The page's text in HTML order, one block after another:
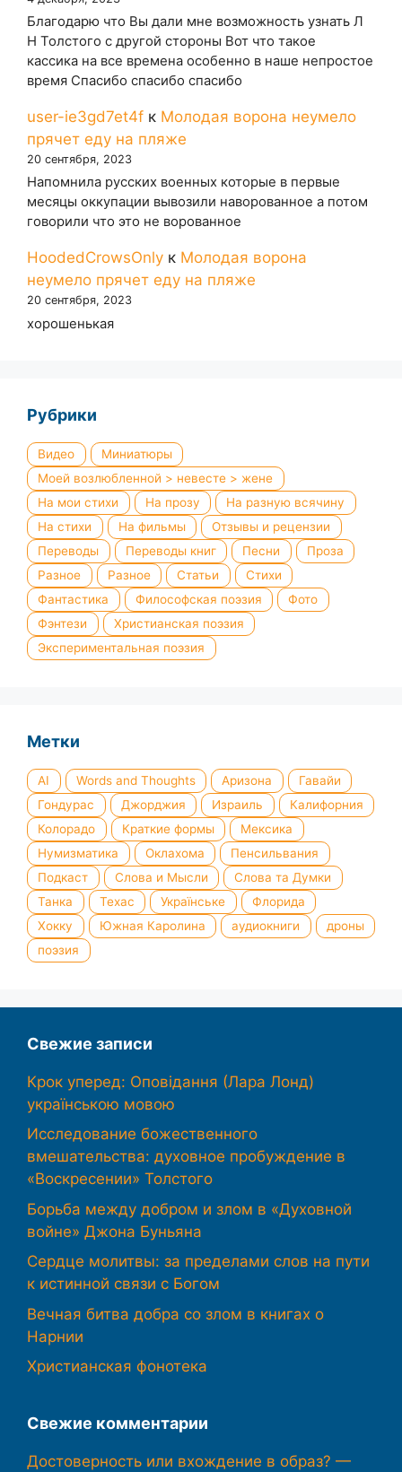
Благодарю что Вы дали мне возможность узнать Л
Н Толстого с другой стороны Вот что такое
кассика на все времена особенно в наше непростое
время Спасибо спасибо спасибо
user-ie3gd7et4f к Молодая ворона неумело
прячет еду на пляже
20 сентября, 2023
Напомнила русских военных которые в первые
месяцы оккупации вывозили наворованное а потом
говорили что это не ворованное
HoodedCrowsOnly к Молодая ворона
неумело прячет еду на пляже
20 сентября, 2023
хорошенькая
Рубрики
Видео
Миниатюры
Моей возлюбленной > невесте > жене
На мои стихи
На прозу
На разную всячину
На стихи
На фильмы
Отзывы и рецензии
Переводы
Переводы книг Песни
Проза
Разное
Разное Статьи
Стихи
Фантастика
Философская поэзия
Фото
Фэнтези
Христианская поэзия
Экспериментальная поэзия
Метки
AI Words and Thoughts Аризона
Гавайи
Гондурас
Джорджия Израиль
Калифорния
Колорадо
Краткие формы
Мексика
Нумизматика
Оклахома
Пенсильвания
Подкаст
Слова и Мысли
Слова та Думки
Танка
Техас Українське
Флорида
Хокку
Южная Каролина аудиокниги
дроны
поэзия
Свежие записи
Крок уперед: Оповідання (Лара Лонд)
українською мовою
Исследование божественного
вмешательства: духовное пробуждение в
«Воскресении» Толстого
Борьба между добром и злом в «Духовной
войне» Джона Буньяна
Сердце молитвы: за пределами слов на пути
к истинной связи с Богом
Вечная битва добра со злом в книгах о
Нарнии
Христианская фонотека
Свежие комментарии
Достоверность или вхождение в образ? —